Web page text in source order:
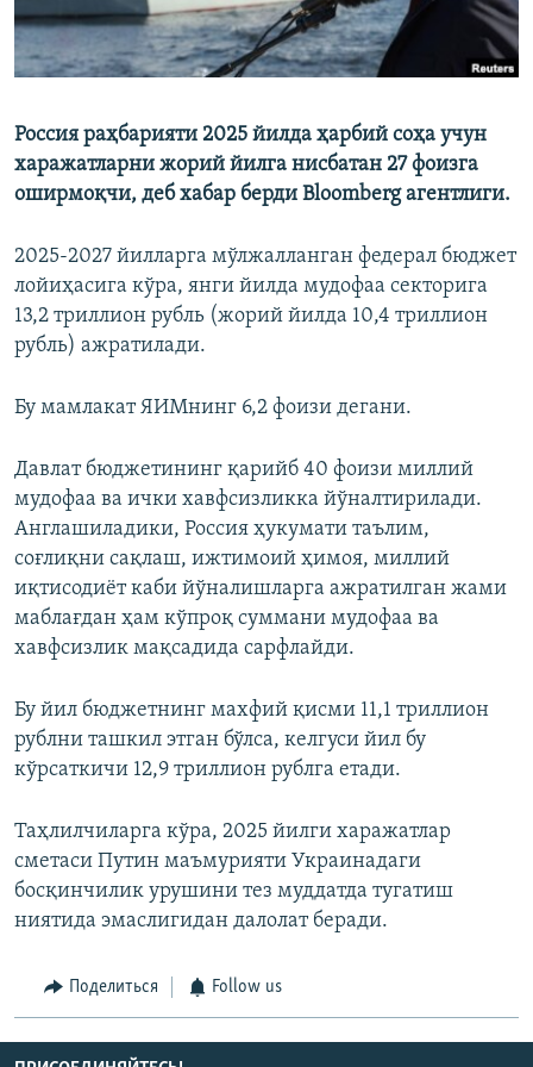
Россия раҳбарияти 2025 йилда ҳарбий соҳа учун
харажатларни жорий йилга нисбатан 27 фоизга
оширмоқчи, деб хабар берди Bloomberg агентлиги.
2025-2027 йилларга мўлжалланган федерал бюджет
лойиҳасига кўра, янги йилда мудофаа секторига
13,2 триллион рубль (жорий йилда 10,4 триллион
рубль) ажратилади.
Бу мамлакат ЯИМнинг 6,2 фоизи дегани.
Давлат бюджетининг қарийб 40 фоизи миллий
мудофаа ва ички хавфсизликка йўналтирилади.
Англашиладики, Россия ҳукумати таълим,
соғлиқни сақлаш, ижтимоий ҳимоя, миллий
иқтисодиёт каби йўналишларга ажратилган жами
маблағдан ҳам кўпроқ суммани мудофаа ва
хавфсизлик мақсадида сарфлайди.
Бу йил бюджетнинг махфий қисми 11,1 триллион
рублни ташкил этган бўлса, келгуси йил бу
кўрсаткичи 12,9 триллион рублга етади.
Таҳлилчиларга кўра, 2025 йилги харажатлар
сметаси Путин маъмурияти Украинадаги
босқинчилик урушини тез муддатда тугатиш
ниятида эмаслигидан далолат беради.
Поделиться Follow us